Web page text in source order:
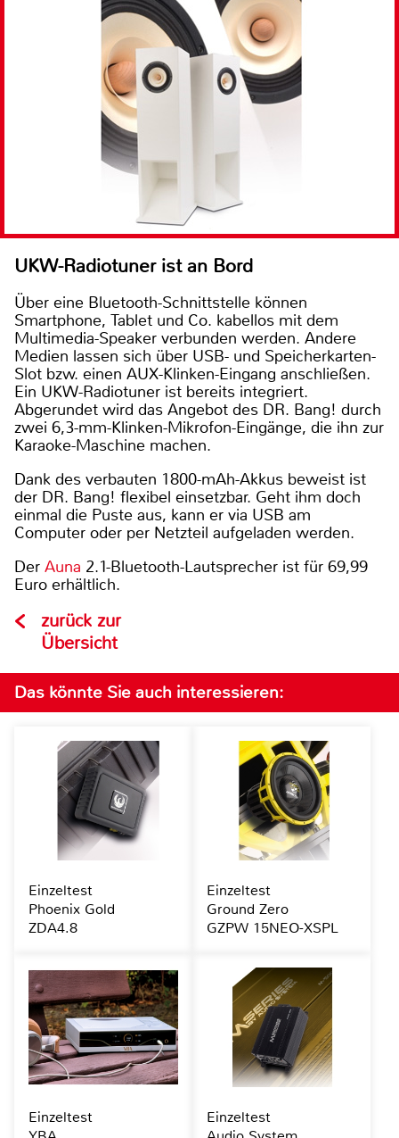
UKW-Radiotuner ist an Bord
Über eine Bluetooth-Schnittstelle können
Smartphone, Tablet und Co. kabellos mit dem
Multimedia-Speaker verbunden werden. Andere
Medien lassen sich über USB- und Speicherkarten-
Slot bzw. einen AUX-Klinken-Eingang anschließen.
Ein UKW-Radiotuner ist bereits integriert.
Abgerundet wird das Angebot des DR. Bang! durch
zwei 6,3-mm-Klinken-Mikrofon-Eingänge, die ihn zur
Karaoke-Maschine machen.
Dank des verbauten 1800-mAh-Akkus beweist ist
der DR. Bang! flexibel einsetzbar. Geht ihm doch
einmal die Puste aus, kann er via USB am
Computer oder per Netzteil aufgeladen werden.
Der Auna 2.1-Bluetooth-Lautsprecher ist für 69,99
Euro erhältlich.
zurück zur
Übersicht
Das könnte Sie auch interessieren:
Einzeltest
Phoenix Gold
ZDA4.8
Einzeltest
Ground Zero
GZPW 15NEO-XSPL
Einzeltest
Einzeltest